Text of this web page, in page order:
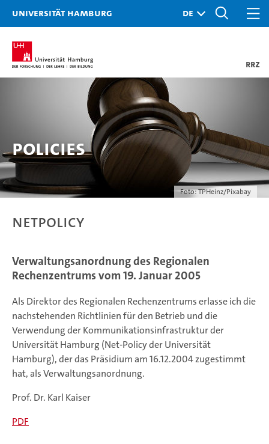
Universität Hamburg
RRZ
Foto:TPHeinz/Pixabay
Policies
Netpolicy
Verwaltungsanordnung des Regionalen
Rechenzentrums vom 19. Januar 2005
Als Direktor des Regionalen Rechenzentrums erlasse ich die
nachstehenden Richtlinien für den Betrieb und die
Verwendung der Kommunikationsinfrastruktur der
Universität Hamburg (Net-Policy der Universität
Hamburg), der das Präsidium am 16.12.2004 zuge­stimmt
hat, als Verwaltungsanordnung.
Prof. Dr. Karl Kaiser
PDF